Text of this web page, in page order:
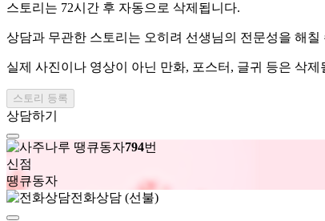
스토리는 72시간 후 자동으로 삭제됩니다.
상담과 무관한 스토리는 오히려 선생님의 전문성을 해
실제 사진이나 영상이 아닌 만화, 포스터, 글귀 등은 삭제
상담하기
794번
신점
땡큐동자
전화상담 (선불)